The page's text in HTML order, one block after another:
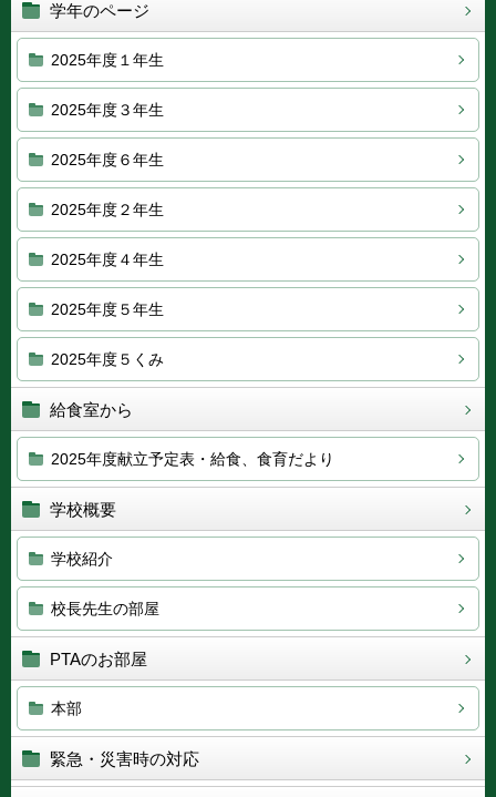
学年のページ
2025年度１年生
2025年度３年生
2025年度６年生
2025年度２年生
2025年度４年生
2025年度５年生
2025年度５くみ
給食室から
2025年度献立予定表・給食、食育だより
学校概要
学校紹介
校長先生の部屋
PTAのお部屋
本部
緊急・災害時の対応